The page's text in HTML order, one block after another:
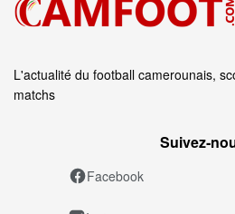
L'actualité du football camerounais,
matchs
Facebook